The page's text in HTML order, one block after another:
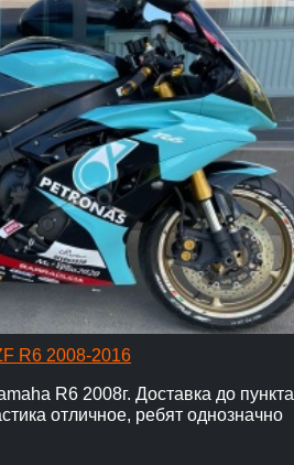
R6 2008-2016
R6 2008г. Доставка до пункта
отличное, ребят однозначно